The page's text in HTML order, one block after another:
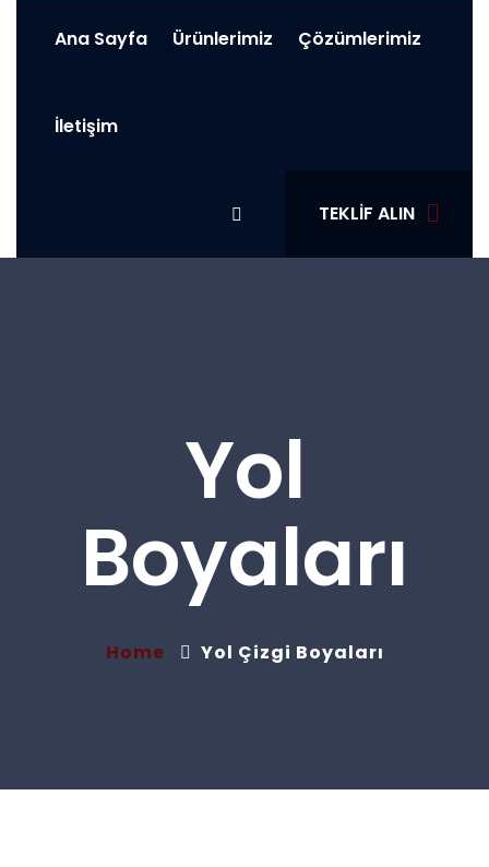
Ana Sayfa Ürünlerimiz Çözümlerimiz
İletişim
TEKLIF ALIN
Yol
Boyaları
Home Yol Çizgi Boyaları